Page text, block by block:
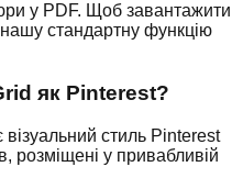
у PDF. Щоб завантажити
стандартну функцію
як Pinterest?
візуальний стиль Pinterest
розміщені у привабливій